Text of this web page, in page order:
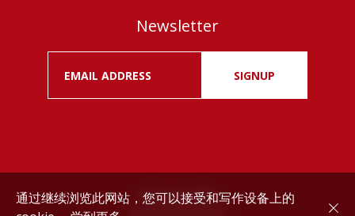
Newsletter
SIGNUP
Drink responsibly.
通过继续浏览此网站，您可以接受和写作设备上的